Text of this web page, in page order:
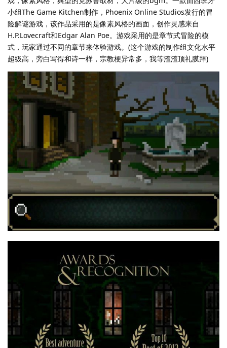
小组The Game Kitchen制作，Phoenix Online Studios发行的冒
险解谜游戏，该作品采用的是像素风格的画面，创作灵感来自
H.P.Lovecraft和Edgar Alan Poe。游戏采用的是章节式冒险的模
式，玩家通过不同的章节来体验游戏。(这个游戏的制作组文化水平
超级高，旁白写得和诗一样，宗教梗异常多，我等渣渣顶礼膜拜)